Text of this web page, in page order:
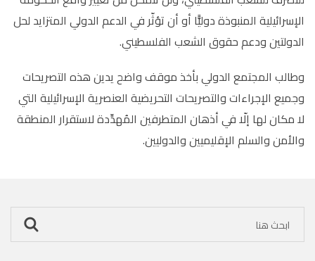
الإسرائيلية المنبوذة دوليًّا أو أن تؤثّر في الدعم الدولي المتزايد لحل
الدولتين ودعم حقوق الشعب الفلسطيني.
وطالب المجتمع الدولي بأخذ موقف واضح يدين هذه التصريحات
وجميع الإجراءات والتصريحات التحريضية العنصرية الإسرائيلية التي
لا مكان لها إلّا في أذهان المتطرفين المُهدِّدة لاستقرار المنطقة
والأمن والسلم الإقليميين والدوليين.